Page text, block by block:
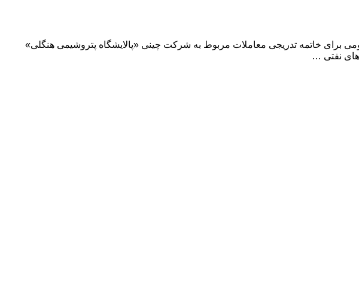
برای خاتمه تدریجی معاملات مربوط به شرکت چینی «پالایشگاه پتروشیمی هنگلی»
نفتی …